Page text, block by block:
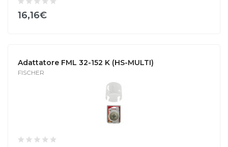
16,16€
Adattatore FML 32-152 K (HS-MULTI)
FISCHER